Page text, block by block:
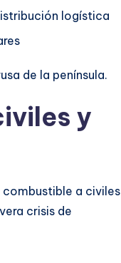
logística
de la península.
y
combustible a civiles
crisis de